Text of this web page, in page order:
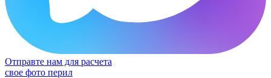
Отправте нам для расчета
свое фото перил